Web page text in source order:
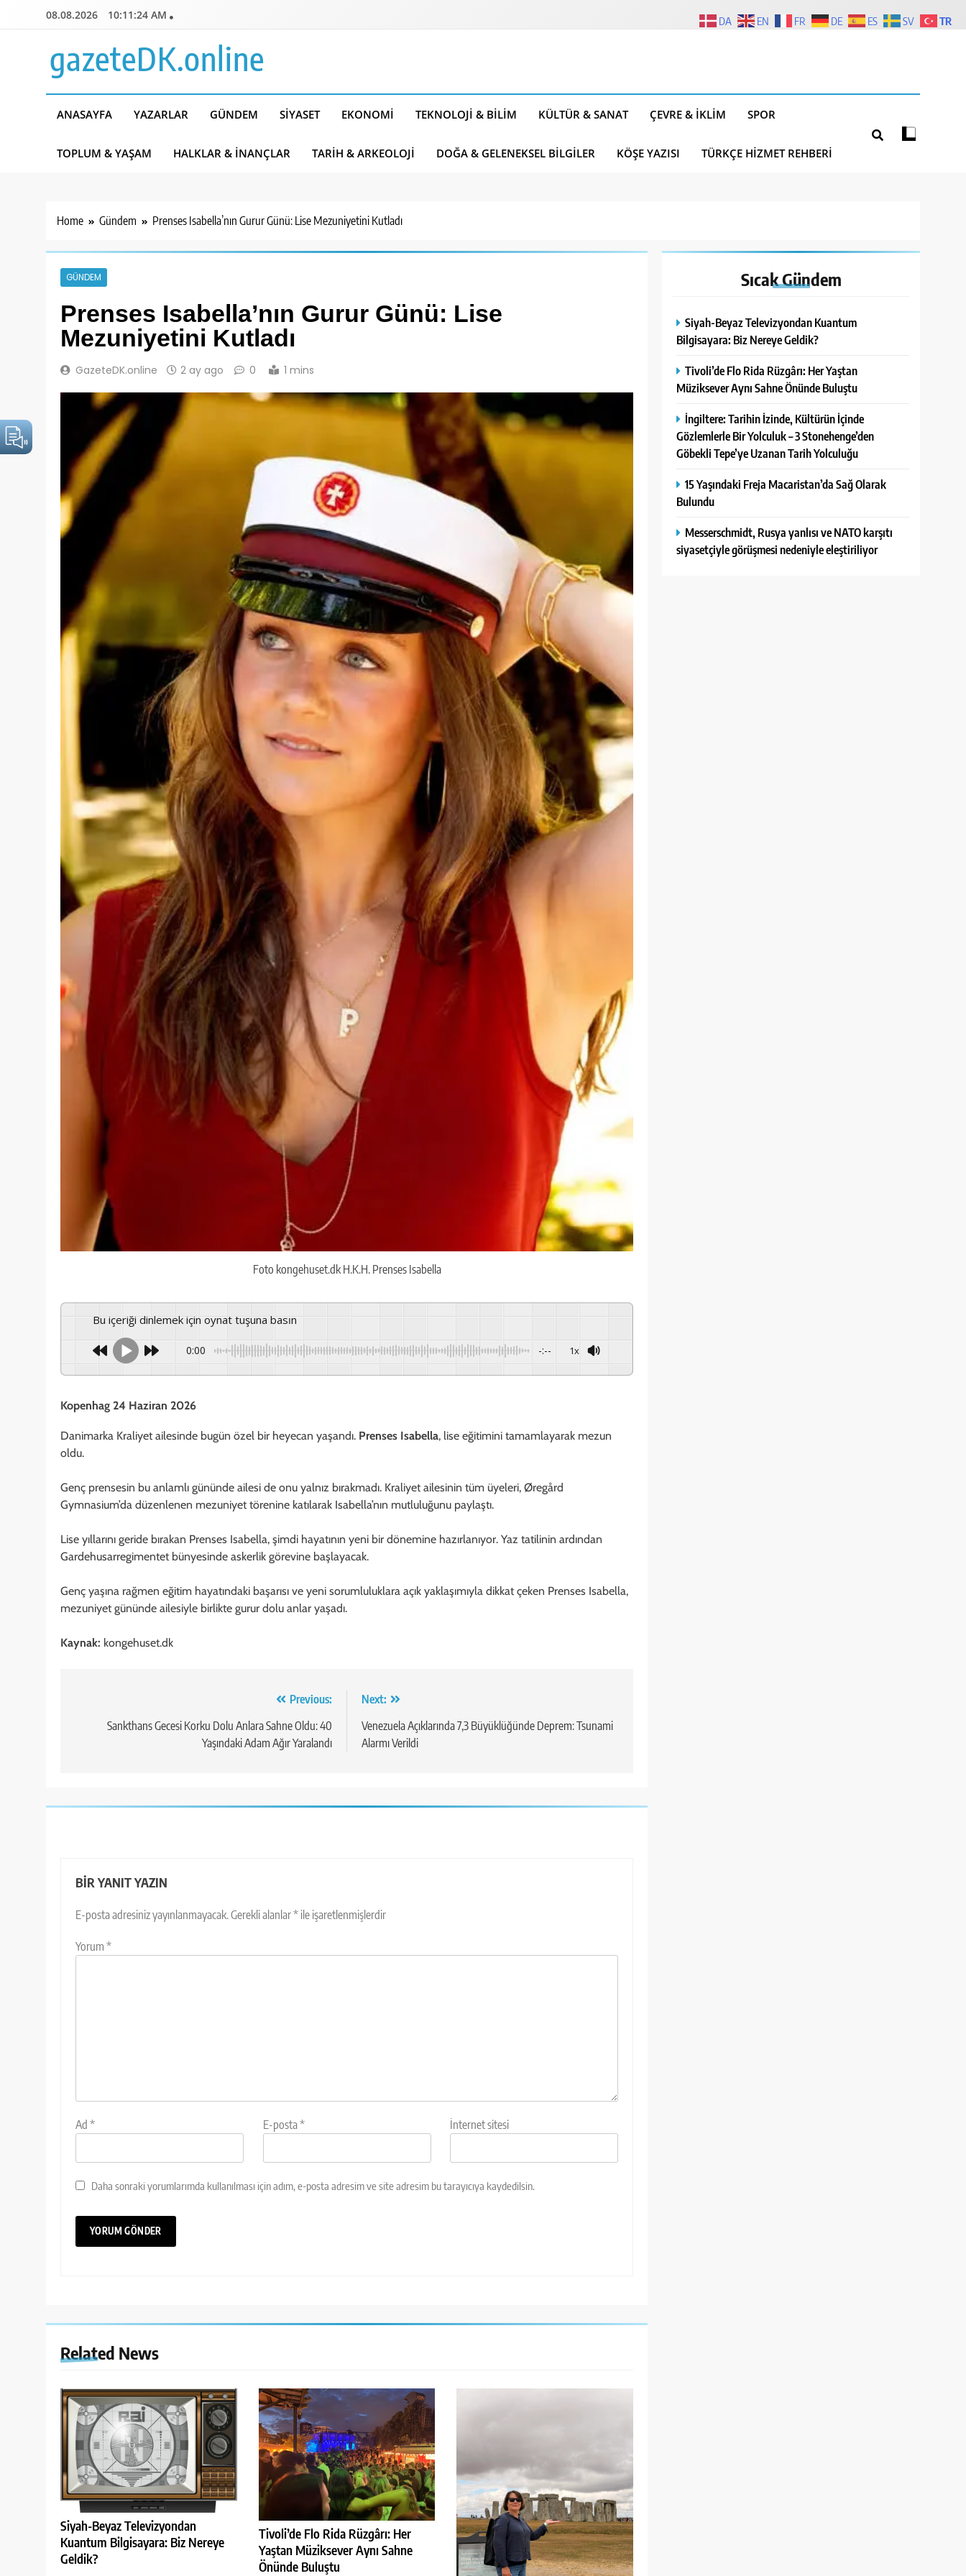
08.08.2026 10:11:25 AM
gazeteDK.online
ANASAYFA YAZARLAR GÜNDEM SIYASET EKONOMI TEKNOLOJI & BILIM KÜLTÜR & SANAT ÇEVRE & İKLIM SPOR
TOPLUM & YAŞAM HALKLAR & İNANÇLAR TARIH & ARKEOLOJI DOĞA & GELENEKSEL BILGILER KÖŞE YAZISI TÜRKÇE HIZMET REHBERI
Home Gündem Prenses Isabella’nın Gurur Günü: Lise Mezuniyetini Kutladı
GÜNDEM
Prenses Isabella’nın Gurur Günü: Lise
Mezuniyetini Kutladı
GazeteDK.online 2 ay ago 0 1 mins
Foto kongehuset.dk H.K.H. Prenses Isabella
Bu içeriği dinlemek için oynat tuşuna basın
0:00 -:-- 1x
Kopenhag 24 Haziran 2026
Danimarka Kraliyet ailesinde bugün özel bir heyecan yaşandı. Prenses Isabella, lise eğitimini tamamlayarak mezun
oldu.
Genç prensesin bu anlamlı gününde ailesi de onu yalnız bırakmadı. Kraliyet ailesinin tüm üyeleri, Øregård
Gymnasium’da düzenlenen mezuniyet törenine katılarak Isabella’nın mutluluğunu paylaştı.
Lise yıllarını geride bırakan Prenses Isabella, şimdi hayatının yeni bir dönemine hazırlanıyor. Yaz tatilinin ardından
Gardehusarregimentet bünyesinde askerlik görevine başlayacak.
Genç yaşına rağmen eğitim hayatındaki başarısı ve yeni sorumluluklara açık yaklaşımıyla dikkat çeken Prenses Isabella,
mezuniyet gününde ailesiyle birlikte gurur dolu anlar yaşadı.
Kaynak: kongehuset.dk
gezinmesi
Previous:
Sankthans Gecesi Korku Dolu Anlara Sahne Oldu: 40
Yaşındaki Adam Ağır Yaralandı
Next:
Venezuela Açıklarında 7,3 Büyüklüğünde Deprem: Tsunami
Alarmı Verildi
BIR YANIT YAZIN
E-posta adresiniz yayınlanmayacak.Gerekli alanlar* ile işaretlenmişlerdir
Yorum *
Ad * E-posta* İnternet sitesi
Daha sonraki yorumlarımda kullanılması için adım, e-posta adresim ve site adresim bu tarayıcıya kaydedilsin.
Related News
Siyah-Beyaz Televizyondan
Kuantum Bilgisayara: Biz Nereye
Geldik?
Tivoli’de Flo Rida Rüzgârı: Her
Yaştan Müziksever Aynı Sahne
Önünde Buluştu
SıcakGündem
Siyah-Beyaz Televizyondan Kuantum
Bilgisayara: Biz Nereye Geldik?
Tivoli’de Flo Rida Rüzgârı: Her Yaştan
Müziksever Aynı Sahne Önünde Buluştu
İngiltere: Tarihin İzinde, Kültürün İçinde
Gözlemlerle Bir Yolculuk – 3 Stonehenge’den
Göbekli Tepe’ye Uzanan Tarih Yolculuğu
15 Yaşındaki Freja Macaristan’da Sağ Olarak
Bulundu
Messerschmidt, Rusya yanlısı ve NATO karşıtı
siyasetçiyle görüşmesi nedeniyle eleştiriliyor
DA EN FR DE ES SV TR